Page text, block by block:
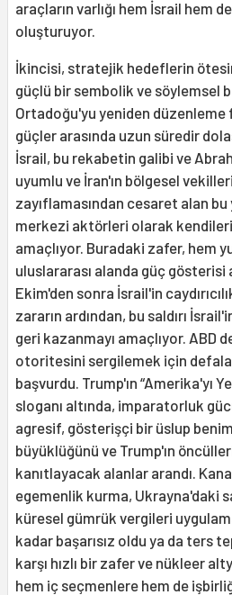
araçların varlığı hem İsrail hem
oluşturuyor.
İkincisi, stratejik hedeflerin
güçlü bir sembolik ve söylemsel
Ortadoğu'yu yeniden
güçler arasında uzun süredir
İsrail, bu rekabetin galibi ve
uyumlu ve İran'ın bölgesel
zayıflamasından cesaret alan
merkezi aktörleri olarak
amaçlıyor. Buradaki zafer, hem
uluslararası alanda güç gösterisi
Ekim'den sonra İsrail'in
zararın ardından, bu saldırı
geri kazanmayı amaçlıyor. ABD
otoritesini sergilemek için
başvurdu. Trump'ın “Amerika'yı
sloganı altında, imparatorluk
agresif, gösterişçi bir üslup
büyüklüğünü ve Trump'ın
kanıtlayacak alanlar arandı.
egemenlik kurma, Ukrayna'daki
küresel gümrük vergileri
kadar başarısız oldu ya da ters
karşı hızlı bir zafer ve nükleer
hem iç seçmenlere hem de